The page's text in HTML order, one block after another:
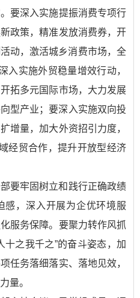
要深入实施提振消费专项行
政策，精准发放消费券，开
动，激活城乡消费市场，全
入实施外贸稳量增效行动，
拓多元国际市场，大力发展
型产业；要深入实施双向投
增量，加大外资招引力度，
经贸合作，提升开放型经济
要牢固树立和践行正确政绩
感，深入开展为企优环境服
服务保障。要聚力转作风抓
十之我千之”的奋斗姿态，加
任务落细落实、落地见效，
量。